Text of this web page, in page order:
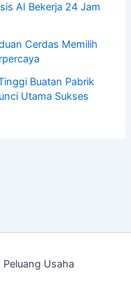
AI Bekerja 24 Jam
Cerdas Memilih
Buatan Pabrik
Utama Sukses
Usaha